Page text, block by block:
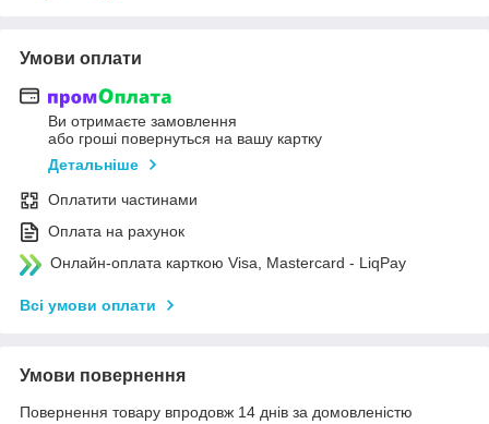
Умови оплати
Ви отримаєте замовлення
або гроші повернуться на вашу картку
Детальніше
Оплатити частинами
Оплата на рахунок
Онлайн-оплата карткою Visa, Mastercard - LiqPay
Всі умови оплати
Умови повернення
Повернення товару впродовж 14 днів за домовленістю